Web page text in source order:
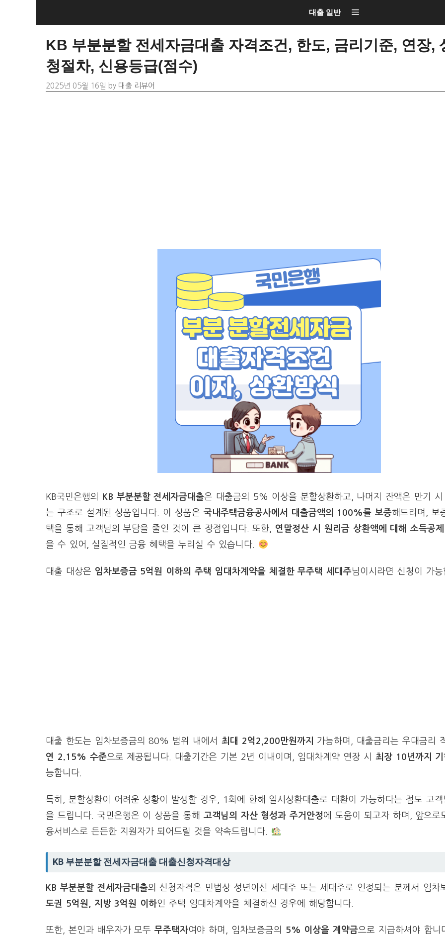
대출 일반
KB 부분분할 전세자금대출 자격조건, 한도, 금리기준, 연장,
청절차, 신용등급(점수)
2025년 05월 16일 by 대출 리뷰어
KB국민은행의 KB 부분분할 전세자금대출은 대출금의 5% 이상을 분할상환하고, 나머지 잔액은 만기 시
는 구조로 설계된 상품입니다. 이 상품은 국내주택금융공사에서 대출금액의 100%를 보증해드리며, 보
택을 통해 고객님의 부담을 줄인 것이 큰 장점입니다. 또한, 연말정산 시 원리금 상환액에 대해 소득공
을 수 있어, 실질적인 금융 혜택을 누리실 수 있습니다.
대출 대상은 임차보증금 5억원 이하의 주택 임대차계약을 체결한 무주택 세대주님이시라면 신청이 가능
대출 한도는 임차보증금의 80% 범위 내에서 최대 2억2,200만원까지 가능하며, 대출금리는 우대금리
연 2.15% 수준으로 제공됩니다. 대출기간은 기본 2년 이내이며, 임대차계약 연장 시 최장 10년까지 기
능합니다.
특히, 분할상환이 어려운 상황이 발생할 경우, 1회에 한해 일시상환대출로 대환이 가능하다는 점도 고객
을 드립니다. 국민은행은 이 상품을 통해 고객님의 자산 형성과 주거안정에 도움이 되고자 하며, 앞으로
융서비스로 든든한 지원자가 되어드릴 것을 약속드립니다.
KB 부분분할 전세자금대출 대출신청자격대상
KB 부분분할 전세자금대출의 신청자격은 민법상 성년이신 세대주 또는 세대주로 인정되는 분께서 임차
도권 5억원, 지방 3억원 이하인 주택 임대차계약을 체결하신 경우에 해당합니다.
또한, 본인과 배우자가 모두무주택자여야 하며, 임차보증금의 5% 이상을 계약금으로 지급하셔야 합니